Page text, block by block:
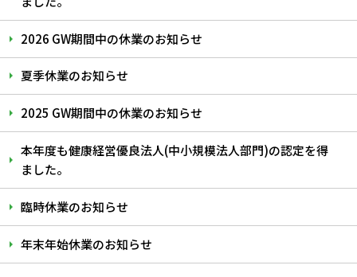
2026 GW期間中の休業のお知らせ
夏季休業のお知らせ
2025 GW期間中の休業のお知らせ
本年度も健康経営優良法人(中小規模法人部門)の認定を得
ました。
臨時休業のお知らせ
年末年始休業のお知らせ